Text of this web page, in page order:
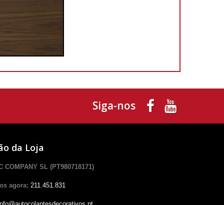
Siga-nos
da Loja
COMPANY SL (PT980718171)
agora: 211.451.831